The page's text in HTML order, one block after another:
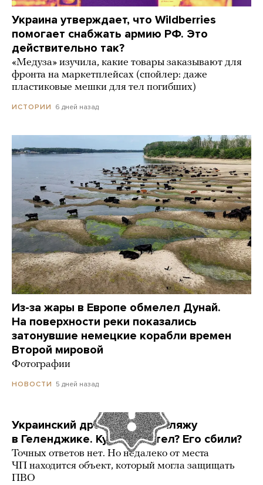
Украина утверждает, что Wildberries
помогает снабжать армию РФ. Это
действительно так?
«Медуза» изучила, какие товары заказывают для
фронта на маркетплейсах (спойлер: даже
пластиковые мешки для тел погибших)
ИСТОРИИ 6 дней назад
Из-за жары в Европе обмелел Дунай.
На поверхности реки показались
затонувшие немецкие корабли времен
Второй мировой
Фотографии
НОВОСТИ 5 дней назад
Украинский дрон попал по пляжу
в Геленджике. Куда он летел? Его сбили?
Точных ответов нет. Но недалеко от места
ЧП находится объект, который могла защищать
ПВО